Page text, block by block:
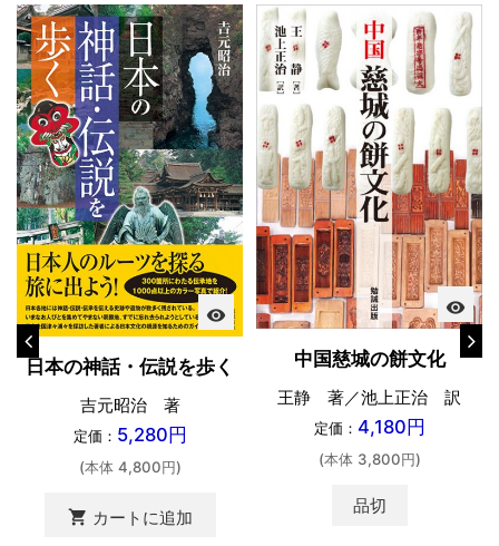
visibility
日本の神話・伝説を歩く
吉元昭治 著
定価： 5,280円
(本体 4,800円)
shopping_cart カートに追加
visibility
中国慈城の餅文化
王静 著／池上正治 訳
定価： 4,180円
(本体 3,800円)
品切